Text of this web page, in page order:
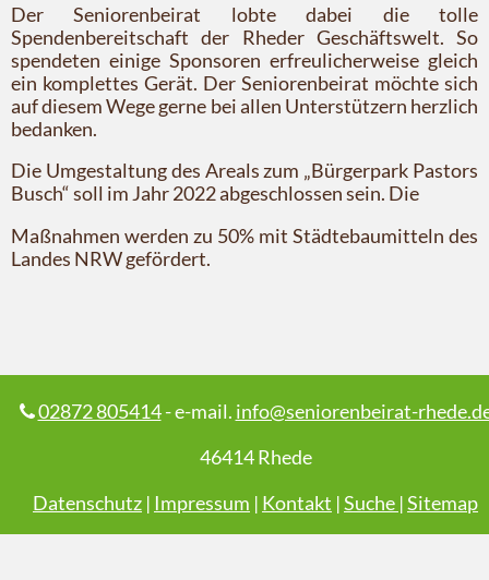
Der Seniorenbeirat lobte dabei die tolle
Spendenbereitschaft der Rheder Geschäftswelt. So
spendeten einige Sponsoren erfreulicherweise gleich
ein komplettes Gerät. Der Seniorenbeirat möchte sich
auf diesem Wege gerne bei allen Unterstützern herzlich
bedanken.
Die Umgestaltung des Areals zum „Bürgerpark Pastors
Busch“ soll im Jahr 2022 abgeschlossen sein. Die
Maßnahmen werden zu 50% mit Städtebaumitteln des
Landes NRW gefördert.
02872 805414- e-mail. info@seniorenbeirat-
46414 Rhede
Datenschutz | Impressum | Kontakt |Suche |Sitemap